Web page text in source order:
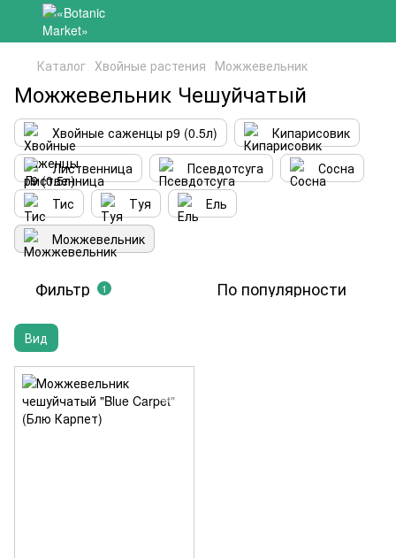
Каталог Хвойные растения Можжевельник
Можжевельник Чешуйчатый
Хвойные саженцы р9 (0.5л)
Кипарисовик
Лиственница
Псевдотсуга
Сосна
Тис
Туя
Ель
Можжевельник
Фильтр 1 По популярности
Вид